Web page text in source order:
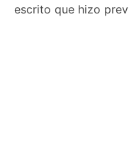
escrito que hizo